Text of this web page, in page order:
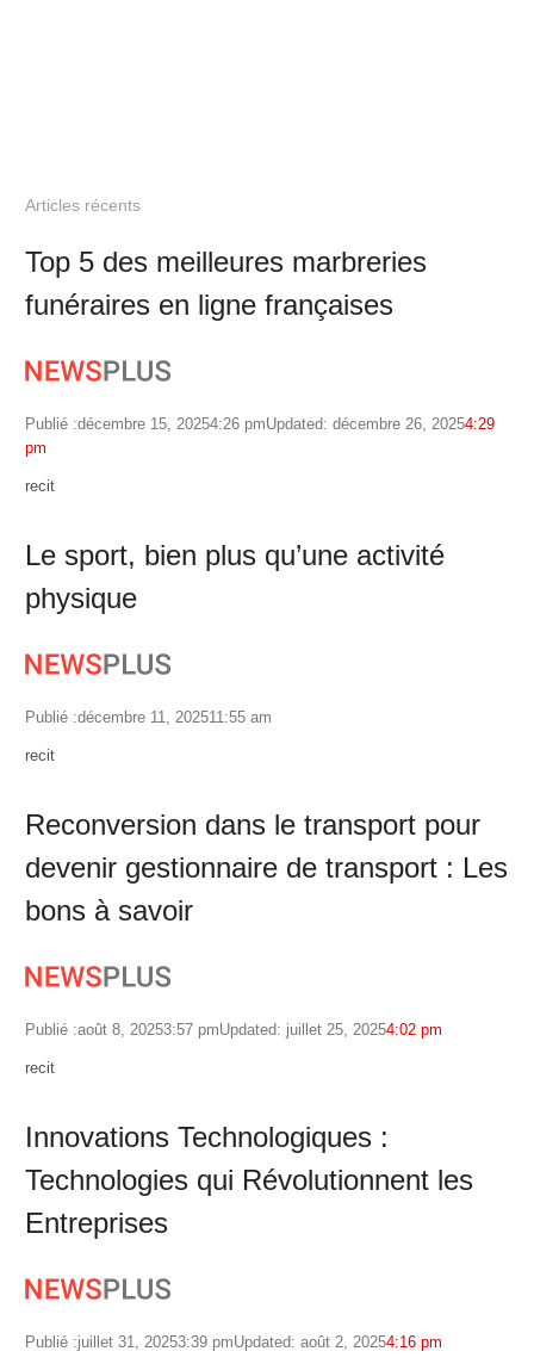
Articles récents
Top 5 des meilleures marbreries
funéraires en ligne françaises
Publié :décembre 15, 20254:26 pmUpdated: décembre 26, 20254:29
pm
Author
recit
Le sport, bien plus qu’une activité
physique
Publié :décembre 11, 202511:55 am
Author
recit
Reconversion dans le transport pour
devenir gestionnaire de transport : Les
bons à savoir
Publié :août 8, 20253:57 pmUpdated: juillet 25, 20254:02 pm
Author
recit
Innovations Technologiques :
Technologies qui Révolutionnent les
Entreprises
Publié :juillet 31, 20253:39 pmUpdated: août 2, 20254:16 pm